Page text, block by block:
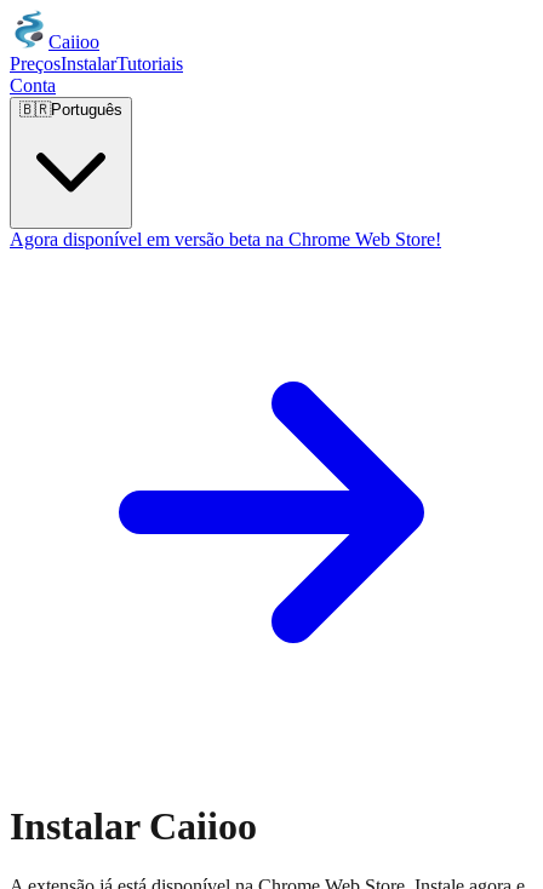
Caiioo
PreçosInstalarTutoriais
Conta
🇧🇷Português
Agora disponível em versão beta na Chrome Web Store!
Instalar Caiioo